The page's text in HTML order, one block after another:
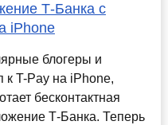
Т-Банка с
iPhone
блогеры и
к T-Pay на iPhone,
бесконтактная
Т-Банка. Теперь